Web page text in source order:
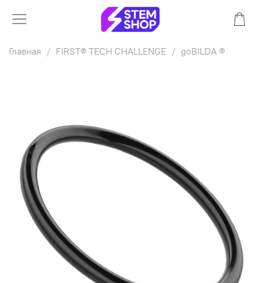
Главная FIRST® TECH CHALLENGE goBILDA ®